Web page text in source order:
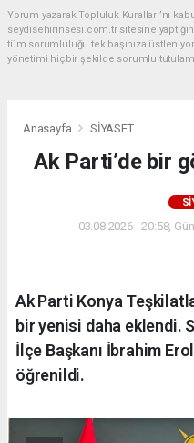
Yorum yazarak Topluluk Kuralları’nı
seydisehirinsesi.com.tr sitesine
tüm sorumluluğu tek başınıza
yönetimi hiçbir şekilde sorumlu
Anasayfa SİYASET
Ak Parti’de bir
03.08.2026 - 20:58,
Ak Parti Konya
bir yenisi daha eklendi.
İlçe Başkanı İbrahim
öğrenildi.